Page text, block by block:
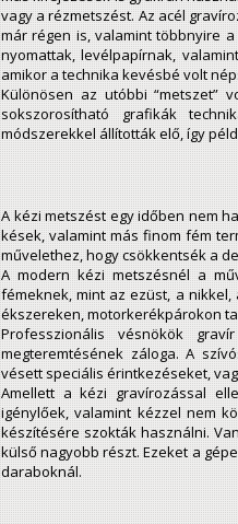
vagy a rézmetszést. Az acél
már régen is, valamint többnyire
nyomattak, levélpapírnak,
amikor a technika kevésbé volt
Különösen az utóbbi “metszet”
sokszorosítható grafikák
módszerekkel állították elő, így
A kézi metszést egy időben nem
kések, valamint más finom fém
művelethez, hogy csökkentsék a
A modern kézi metszésnél a
fémeknek, mint az ezüst, a
ékszereken, motorkerékpárokon
Professzionális vésnökök
megteremtésének záloga. A
vésett speciális érintkezéseket,
Amellett a kézi gravírozással
igénylőek, valamint kézzel nem
készítésére szokták használni.
külső nagyobb részt. Ezeket a
daraboknál.